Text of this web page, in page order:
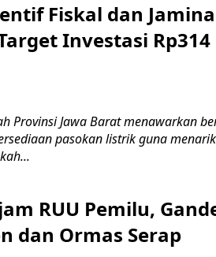
Fiskal dan
Investasi Rp314
Provinsi Jawa Barat menawarkan
pasokan listrik guna
RUU Pemilu,
dan Ormas Serap